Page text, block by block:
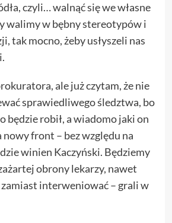
czyli… walnąć się we własne
walimy w bębny stereotypów i
tak mocno, żeby usłyszeli nas
ale już czytam, że nie
sprawiedliwego śledztwa, bo
będzie robił, a wiadomo jaki on
nowy front – bez względu na
winien Kaczyński. Będziemy
obrony lekarzy, nawet
zamiast interweniować – grali w